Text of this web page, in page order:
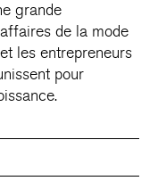
grande
de la mode
les entrepreneurs
pour